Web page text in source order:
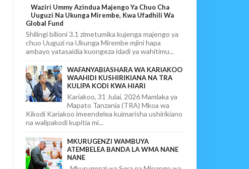
Waziri Ummy Azindua Majengo Ya Chuo Cha
Uuguzi Na Ukunga Mirembe, Kwa Ufadhili Wa
Global Fund
Shilingi bilioni 3.1 zimetumika kujenga majengo ya
chuo Uuguzi na Ukunga Mirembe mjini hapa
ambayo yatasaidia kuongeza idadi ya wahitimu...
WAFANYABIASHARA WA KARIAKOO
WAAHIDI KUSHIRIKIANA NA TRA
KULIPA KODI KWA HIARI
Kariakoo, 31 Julai, 2026 Mamlaka ya
Mapato Tanzania (TRA) Mkoa wa
Kikodi Kariakoo imeendelea kuimarisha ushirikiano
na walipakodi kupitia mi...
MKURUGENZI WAMBUYA
ATEMBELEA BANDA LA WMA NANE
NANE